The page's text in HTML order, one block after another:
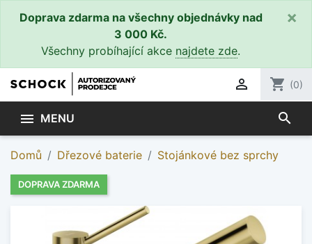
Doprava zdarma na všechny objednávky nad
3 000 Kč.
Všechny probíhající akce najdete zde.
×
 shopping_cart (0)
 MENU search
Domů Dřezové baterie Stojánkové bez sprchy
DOPRAVA ZDARMA